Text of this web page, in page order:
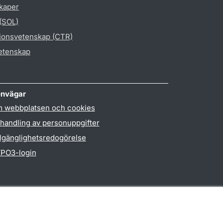
(CTR)
webbplatsen och cookies
av personuppgifter
login